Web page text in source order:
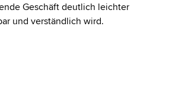
Geschäft deutlich leichter
und verständlich wird.